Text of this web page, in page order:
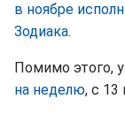
в ноябре
Зодиака.
Помимо этого,
на неделю, с 13